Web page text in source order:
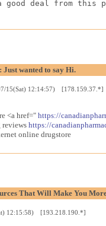
deal from this
Just wanted to say Hi.
15(Sat) 12:14:57) [178.159.37.*]
<a href=" https://
reviews https://
online drugstore
That Will Make You
12:15:58) [193.218.190.*]